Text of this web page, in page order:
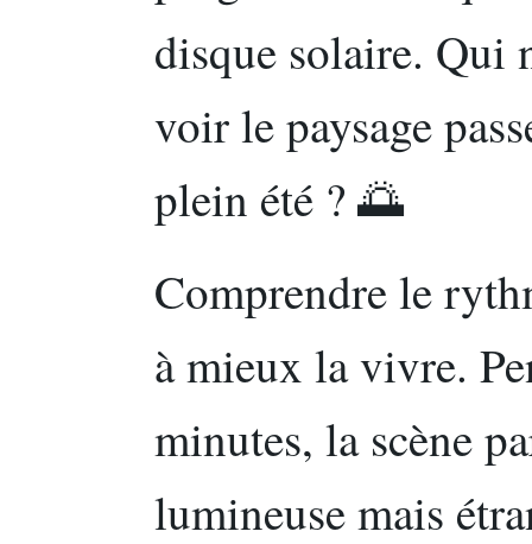
disque solaire. Qui
voir le paysage
plein été ? 🌅
Comprendre le
à mieux la vivre.
minutes, la scène
lumineuse mais